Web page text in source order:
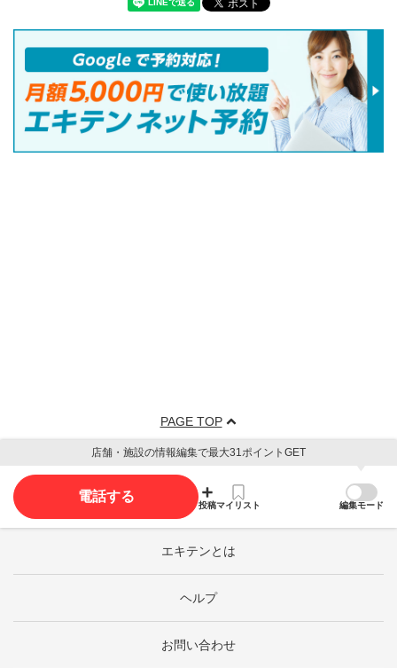
PAGE TOP
店舗・施設の情報編集で最大31ポイントGET
電話する
投稿マイリスト 編集モード
エキテンとは
ヘルプ
お問い合わせ